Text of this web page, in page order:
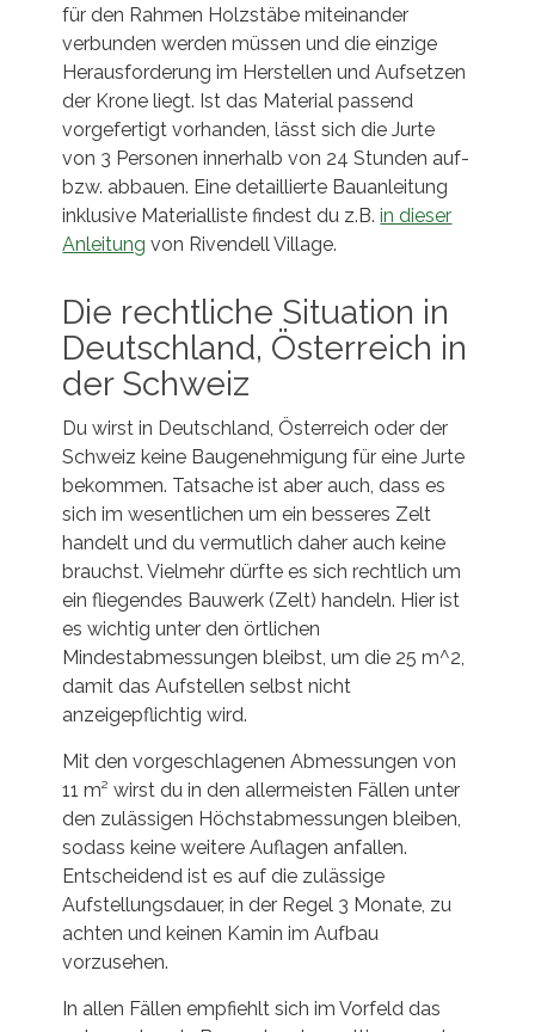
für den Rahmen Holzstäbe miteinander
verbunden werden müssen und die einzige
Herausforderung im Herstellen und Aufsetzen
der Krone liegt. Ist das Material passend
vorgefertigt vorhanden, lässt sich die Jurte
von 3 Personen innerhalb von 24 Stunden auf-
bzw. abbauen. Eine detaillierte Bauanleitung
inklusive Materialliste findest du z.B.in dieser
Anleitung von Rivendell Village.
Die rechtliche Situation in
Deutschland, Österreich in
der Schweiz
Du wirst in Deutschland, Österreich oder der
Schweiz keine Baugenehmigung für eine Jurte
bekommen. Tatsache ist aber auch, dass es
sich im wesentlichen um ein besseres Zelt
handelt und du vermutlich daher auch keine
brauchst. Vielmehr dürfte es sich rechtlich um
ein fliegendes Bauwerk (Zelt) handeln. Hier ist
es wichtig unter den örtlichen
Mindestabmessungen bleibst, um die 25 m^2,
damit das Aufstellen selbst nicht
anzeigepflichtig wird.
Mit den vorgeschlagenen Abmessungen von
11 m² wirst du in den allermeisten Fällen unter
den zulässigen Höchstabmessungen bleiben,
sodass keine weitere Auflagen anfallen.
Entscheidend ist es auf die zulässige
Aufstellungsdauer, in der Regel 3 Monate, zu
achten und keinen Kamin im Aufbau
vorzusehen.
In allen Fällen empfiehlt sich im Vorfeld das